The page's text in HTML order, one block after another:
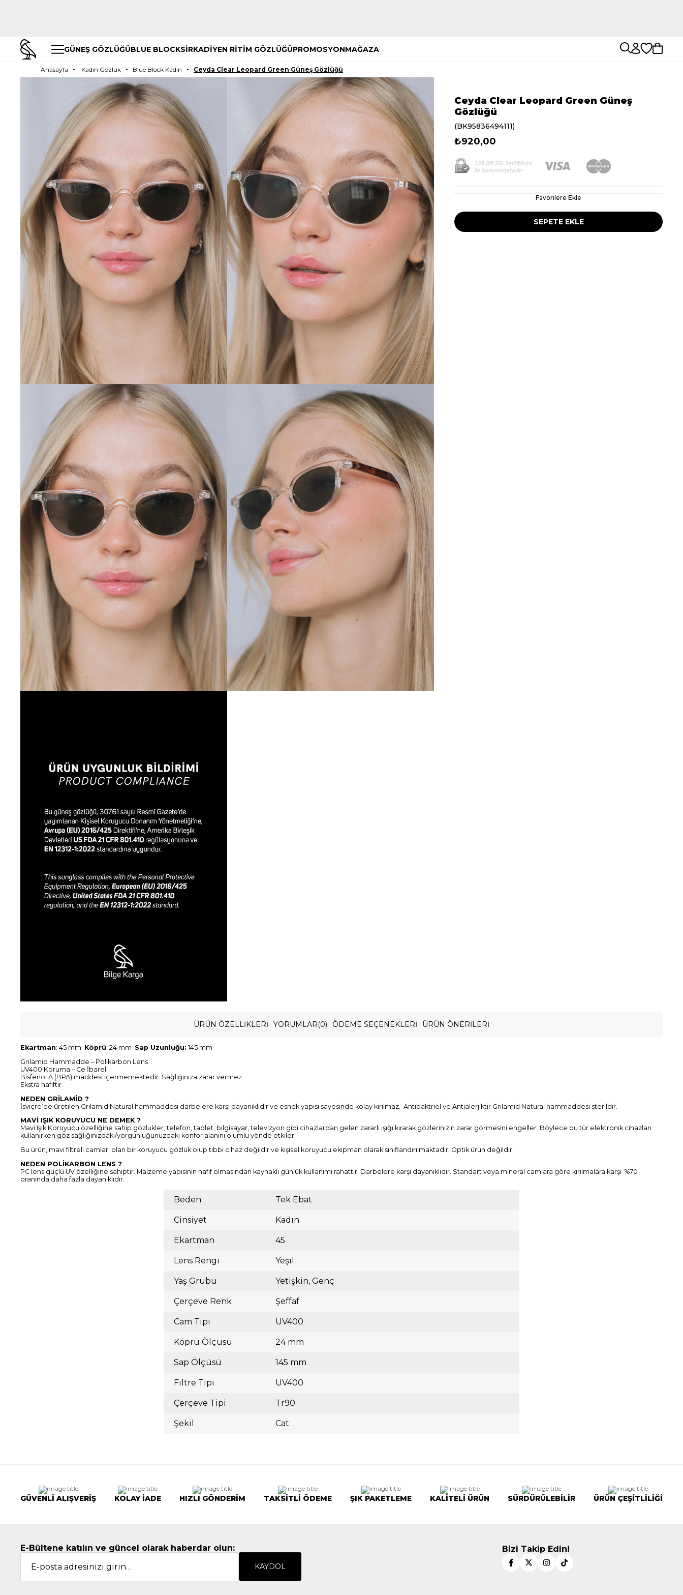
GÜNEŞ GÖZLÜĞÜBLUE BLOCKSİRKADİYEN RİTİM GÖZLÜĞÜPROMOSYONMAĞAZA
Anasayfa Kadın Gözlük Blue Block Kadın Ceyda Clear Leopard Green Güneş Gözlüğü
Ceyda Clear Leopard Green Güneş
Gözlüğü
(BK95836494111)
₺920,00
Favorilere Ekle
ÜRÜN ÖZELLIKLERI YORUMLAR(0) ÖDEME SEÇENEKLERI ÜRÜN ÖNERILERI
Ekartman: 45 mm Köprü: 24 mm Sap Uzunluğu: 145 mm
Grilamid Hammadde – Polikarbon Lens
UV400 Koruma – Ce İbareli
Bisfenol A (BPA) maddesi içermemektedir. Sağlığınıza zarar vermez.
Ekstra hafiftir.
NEDEN GRİLAMİD ?
İsviçre’de üretilen Grilamid Natural hammaddesi darbelere karşı dayanıklıdır ve esnek yapısı sayesinde kolay kırılmaz. Antibaktriel ve Antialerjiktir Grilamid Natural hammaddesi sterildir.
MAVİ IŞIK KORUYUCU NE DEMEK ?
Mavi Işık Koruyucu özelliğine sahip gözlükler; telefon, tablet, bilgisayar, televizyon gibi cihazlardan gelen zararlı ışığı kırarak gözlerinizin zarar görmesini engeller. Böylece bu tür elektronik cihazları
kullanırken göz sağlığınızdaki/yorgunluğunuzdaki konfor alanını olumlu yönde etkiler.
Bu ürün, mavi filtreli camları olan bir koruyucu gözlük olup tıbbi cihaz değildir ve kişisel koruyucu ekipman olarak sınıflandırılmaktadır. Optik ürün değildir.
NEDEN POLİKARBON LENS ?
PC lens güçlü UV özelliğine sahiptir. Malzeme yapısının hafif olmasından kaynaklı günlük kullanımı rahattır. Darbelere karşı dayanıklıdır. Standart veya mineral camlara göre kırılmalara karşı %70
oranında daha fazla dayanıklıdır.
Beden Tek Ebat
Cinsiyet Kadın
Ekartman 45
Lens Rengi Yeşil
Yaş Grubu Yetişkin Genç
Çerçeve Renk Şeffaf
Cam Tipi UV400
Köprü Ölçüsü 24 mm
Sap Ölçüsü 145 mm
Filtre Tipi UV400
Çerçeve Tipi Tr90
Şekil Cat
GÜVENLİ ALIŞVERİŞ KOLAY İADE HIZLI GÖNDERİM TAKSİTLİ ÖDEME ŞIK PAKETLEME KALİTELİ ÜRÜN SÜRDÜRÜLEBİLİR ÜRÜN ÇEŞİTLİLİĞİ
E-Bültene katılın ve güncel olarak haberdar olun:
KAYDOL
Bizi Takip Edin!